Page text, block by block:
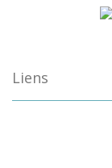
Liens